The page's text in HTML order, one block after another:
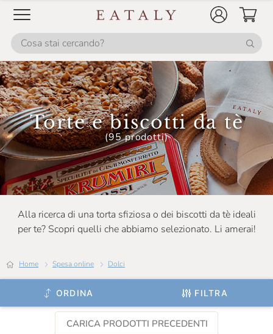
Torte e biscotti da tè
(95 prodotti)
Alla ricerca di una torta sfiziosa o dei biscotti da tè ideali
per te? Scopri quelli che abbiamo selezionato. Li amerai!
Home Spesa online Dolci
ORDINA FILTRA
CARICA PRODOTTI PRECEDENTI